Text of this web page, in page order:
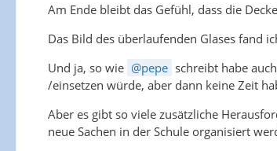
Am Ende bleibt das Gefühl, dass die
Das Bild des überlaufenden Glases fand
Und ja, so wie
pepe schreibt habe
/einsetzen würde, aber dann keine Zeit
Aber es gibt so viele zusätzliche
neue Sachen in der Schule organisiert